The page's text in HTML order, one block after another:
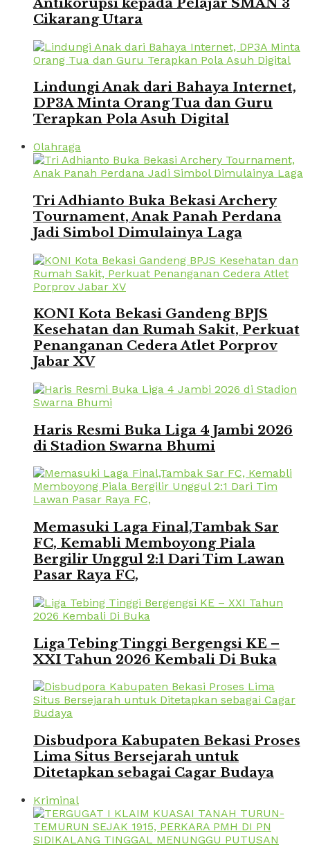
Cikarang Utara
Lindungi Anak dari Bahaya Internet,
DP3A Minta Orang Tua dan Guru
Terapkan Pola Asuh Digital
Olahraga
Tri Adhianto Buka Bekasi Archery
Tournament, Anak Panah Perdana
Jadi Simbol Dimulainya Laga
KONI Kota Bekasi Gandeng BPJS
Kesehatan dan Rumah Sakit, Perkuat
Penanganan Cedera Atlet Porprov
Jabar XV
Haris Resmi Buka Liga 4 Jambi 2026
di Stadion Swarna Bhumi
Memasuki Laga Final,Tambak Sar
FC, Kemabli Memboyong Piala
Bergilir Unggul 2:1 Dari Tim Lawan
Pasar Raya FC,
Liga Tebing Tinggi Bergengsi KE –
XXI Tahun 2026 Kembali Di Buka
Disbudpora Kabupaten Bekasi Proses
Lima Situs Bersejarah untuk
Ditetapkan sebagai Cagar Budaya
Kriminal